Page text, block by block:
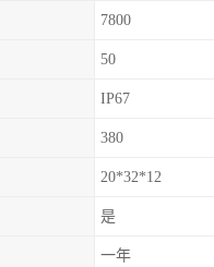
7800
50
IP67
380
20*32*12
是
一年